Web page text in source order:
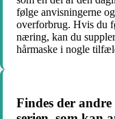
følge anvisningerne
overforbrug. Hvis du
næring, kan du
hårmaske i nogle
Findes der